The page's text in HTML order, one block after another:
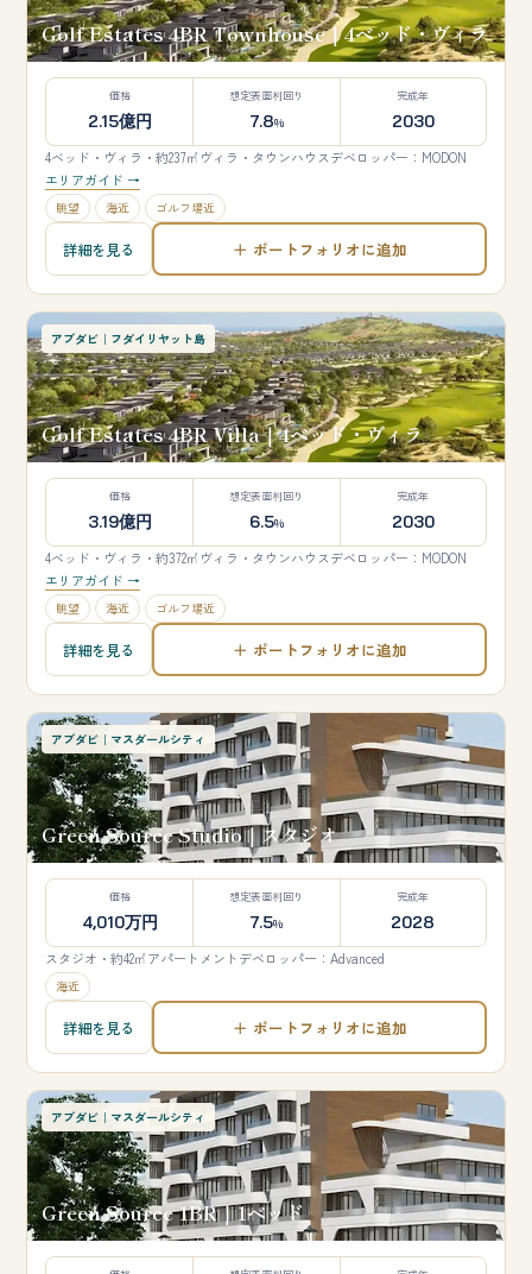
Golf Estates 4BR Townhouse｜4ベッド・ヴィラ
価格
2.15億円
想定表面利回り
7.8%
完成年
2030
4ベッド・ヴィラ・約237㎡ ヴィラ・タウンハウスデベロッパー：MODON
エリアガイド →
眺望 海近 ゴルフ場近
詳細を見る ＋ ポートフォリオに追加
アブダビ｜フダイリヤット島
Golf Estates 4BR Villa｜4ベッド・ヴィラ
価格
3.19億円
想定表面利回り
6.5%
完成年
2030
4ベッド・ヴィラ・約372㎡ ヴィラ・タウンハウスデベロッパー：MODON
エリアガイド →
眺望 海近 ゴルフ場近
詳細を見る ＋ ポートフォリオに追加
アブダビ｜マスダールシティ
Green Source Studio｜スタジオ
価格
4,010万円
想定表面利回り
7.5%
完成年
2028
スタジオ・約42㎡アパートメントデベロッパー：Advanced
海近
詳細を見る ＋ ポートフォリオに追加
アブダビ｜マスダールシティ
Green Source 1BR｜1ベッド